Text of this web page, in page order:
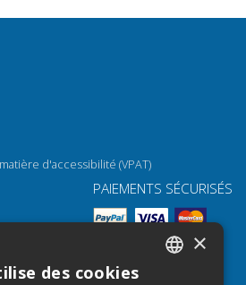
d'accessibilité (VPAT)
PAIEMENTS SÉCURISÉS
×
des cookies